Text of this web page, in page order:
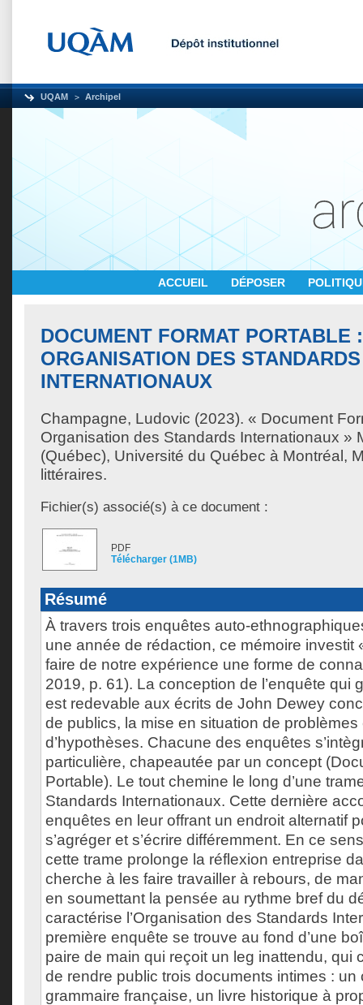
UQAM Archipel
ACCUEIL DÉPOSER
DOCUMENT FORMAT PORTABLE :
ORGANISATION DES STANDARDS
INTERNATIONAUX
Champagne, Ludovic (2023). « Document
Organisation des Standards Internationaux »
(Québec), Université du Québec à Montréal,
littéraires.
Fichier(s) associé(s) à ce document :
PDF
Télécharger (1MB)
Résumé
À travers trois enquêtes auto-
une année de rédaction, ce mémoire investit
faire de notre expérience une forme de
2019, p. 61). La conception de l’enquête qui
est redevable aux écrits de John Dewey
de publics, la mise en situation de
d’hypothèses. Chacune des enquêtes
particulière, chapeautée par un concept
Portable). Le tout chemine le long d’une
Standards Internationaux. Cette dernière
enquêtes en leur offrant un endroit alternatif
s’agréger et s’écrire différemment. En ce
cette trame prolonge la réflexion entreprise
cherche à les faire travailler à rebours, de
en soumettant la pensée au rythme bref du
caractérise l’Organisation des Standards
première enquête se trouve au fond d’une
paire de main qui reçoit un leg inattendu, qui
de rendre public trois documents intimes : un
grammaire française, un livre historique à